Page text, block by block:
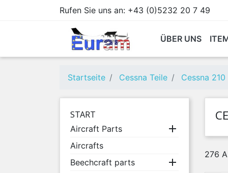
Rufen Sie uns an: +43 (0)5232 20 7 49
ÜBER UNS
Startseite Cessna Teile Cessna 210
START
Aircraft Parts 
Aircrafts
Beechcraft parts

276